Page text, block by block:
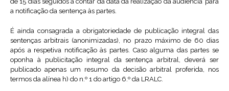
a notificação da sentença às partes.
É ainda consagrada a obrigatoriedade de publicação integral das
sentenças arbitrais (anonimizadas), no prazo máximo de 60 dias
após a respetiva notificação às partes. Caso alguma das partes se
oponha à publicitação integral da sentença arbitral, deverá ser
publicado apenas um resumo da decisão arbitral proferida, nos
termos da alínea h) do n.º 1 do artigo 6.º da LRALC.